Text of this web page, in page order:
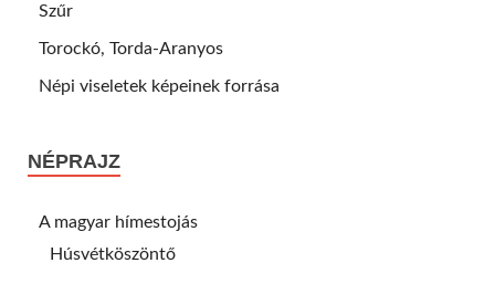
Szűr
Torockó, Torda-Aranyos
Népi viseletek képeinek forrása
NÉPRAJZ
A magyar hímestojás
Húsvétköszöntő